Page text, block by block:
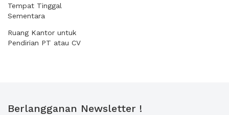
Tempat Tinggal
Sementara
Ruang Kantor untuk
Pendirian PT atau CV
Berlangganan Newsletter !